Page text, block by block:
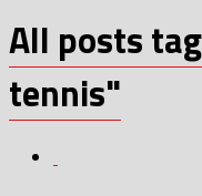
All posts
tennis"